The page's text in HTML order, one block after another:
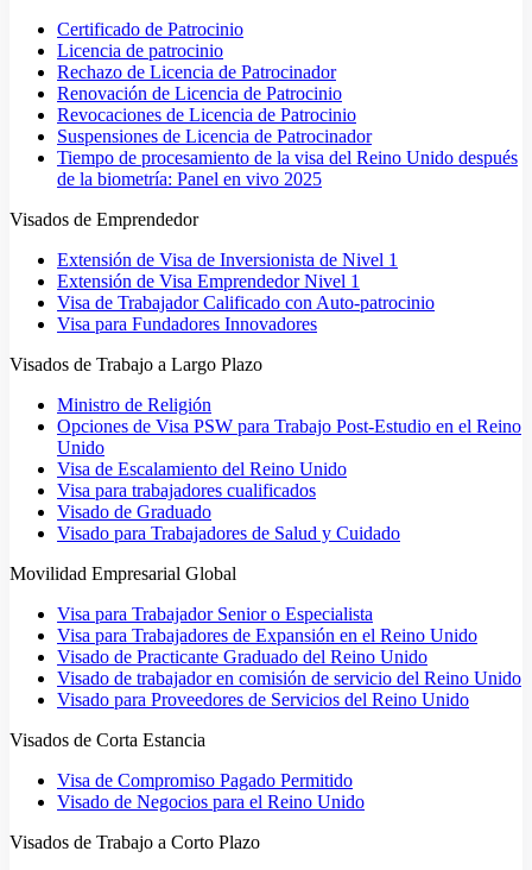
Certificado de Patrocinio
Licencia de patrocinio
Rechazo de Licencia de Patrocinador
Renovación de Licencia de Patrocinio
Revocaciones de Licencia de Patrocinio
Suspensiones de Licencia de Patrocinador
Tiempo de procesamiento de la visa del Reino Unido después
de la biometría: Panel en vivo 2025
Visados de Emprendedor
Extensión de Visa de Inversionista de Nivel 1
Extensión de Visa Emprendedor Nivel 1
Visa de Trabajador Calificado con Auto-patrocinio
Visa para Fundadores Innovadores
Visados de Trabajo a Largo Plazo
Ministro de Religión
Opciones de Visa PSW para Trabajo Post-Estudio en el Reino
Unido
Visa de Escalamiento del Reino Unido
Visa para trabajadores cualificados
Visado de Graduado
Visado para Trabajadores de Salud y Cuidado
Movilidad Empresarial Global
Visa para Trabajador Senior o Especialista
Visa para Trabajadores de Expansión en el Reino Unido
Visado de Practicante Graduado del Reino Unido
Visado de trabajador en comisión de servicio del Reino Unido
Visado para Proveedores de Servicios del Reino Unido
Visados de Corta Estancia
Visa de Compromiso Pagado Permitido
Visado de Negocios para el Reino Unido
Visados de Trabajo a Corto Plazo